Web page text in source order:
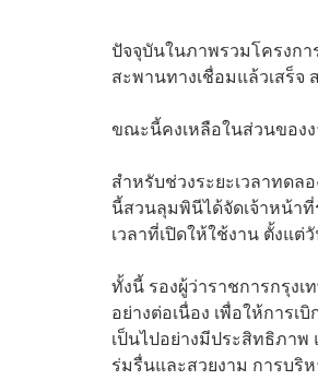
ปัจจุบันในภาพรวมโครงก
สะพานทางเชื่อมแล้วเสร็จ
ขณะนี้คงเหลือในส่วนของ
สำหรับช่วงระยะเวลาทดล
นี้สวนลุมพินีได้จัดเจ้าหน้า
เวลาที่เปิดให้ใช้งาน ตั้งแ
ทั้งนี้ รองผู้ว่าราชการกรุง
อย่างต่อเนื่อง เพื่อให้การ
เป็นไปอย่างมีประสิทธิภา
ร่มรื่นและสวยงาม การบริ